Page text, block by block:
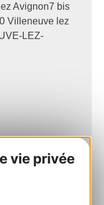
vie privée
Avignon7 bis
Villeneuve lez
LEZ-